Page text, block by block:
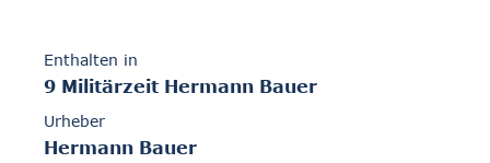
Enthalten in
9 Militärzeit Hermann Bauer
Urheber
Hermann Bauer